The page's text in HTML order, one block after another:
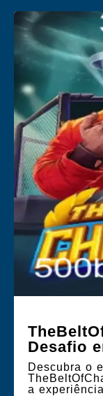
Desafio
Descubra o
a